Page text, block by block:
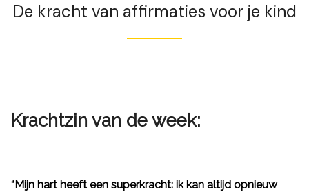
De kracht van affirmaties voor je kind
Krachtzin van de week:
“Mijn hart heeft een superkracht: ik kan altijd opnieuw